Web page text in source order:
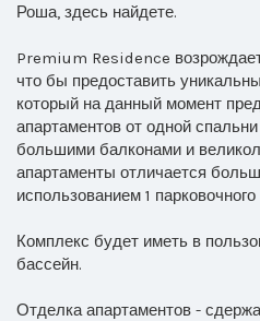
Роша, здесь найдете.
Premium Residence
что бы предоставить
который на данный момент
апартаментов от одной
большими балконами и
апартаменты отличается
использованием 1
Комплекс будет иметь в
бассейн.
Отделка апартаментов -